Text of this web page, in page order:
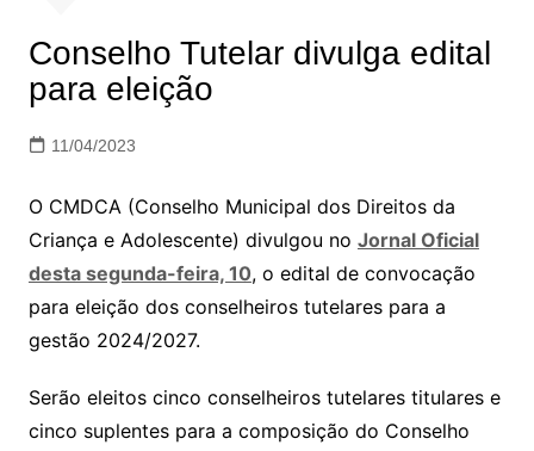
Conselho Tutelar divulga edital
para eleição
11/04/2023
O CMDCA (Conselho Municipal dos Direitos da
Criança e Adolescente) divulgou no Jornal Oficial
desta segunda-feira, 10, o edital de convocação
para eleição dos conselheiros tutelares para a
gestão 2024/2027.
Serão eleitos cinco conselheiros tutelares titulares e
cinco suplentes para a composição do Conselho